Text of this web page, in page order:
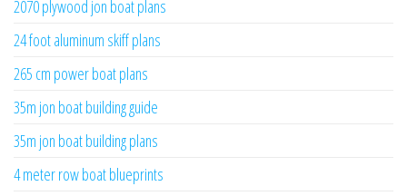
2070 plywood jon boat plans
24 foot aluminum skiff plans
265 cm power boat plans
35m jon boat building guide
35m jon boat building plans
4 meter row boat blueprints